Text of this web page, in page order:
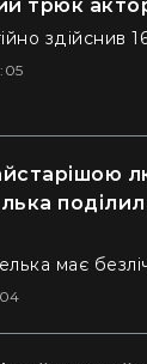
трюк
здійснив
має